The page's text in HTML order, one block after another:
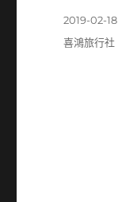
發
佈
2019-02-18
分
喜鴻旅行社